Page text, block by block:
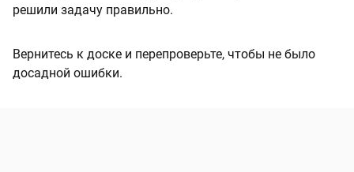
решили задачу правильно.
Вернитесь к доске и перепроверьте, чтобы не было
досадной ошибки.